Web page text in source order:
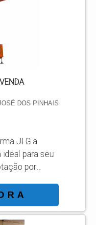
de evitar
de
DOS PINHAIS
JLG a
para seu
por
e
SOBRE